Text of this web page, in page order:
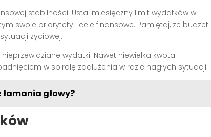
stabilności. Ustal miesięczny limit wydatków w
swoje priorytety i cele finansowe. Pamiętaj, że budżet
życiowej.
wydatki. Nawet niewielka kwota
w spiralę zadłużenia w razie nagłych sytuacji.
głowy?